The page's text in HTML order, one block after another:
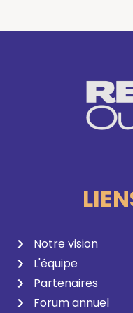
Notre vision
L'équipe
Partenaires
Forum annuel